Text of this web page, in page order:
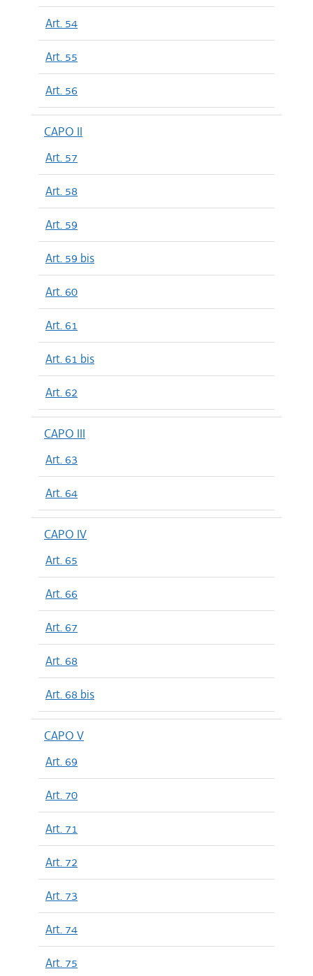
Art. 54
Art. 55
Art. 56
CAPO II
Art. 57
Art. 58
Art. 59
Art. 59 bis
Art. 60
Art. 61
Art. 61 bis
Art. 62
CAPO III
Art. 63
Art. 64
CAPO IV
Art. 65
Art. 66
Art. 67
Art. 68
Art. 68 bis
CAPO V
Art. 69
Art. 70
Art. 71
Art. 72
Art. 73
Art. 74
Art. 75